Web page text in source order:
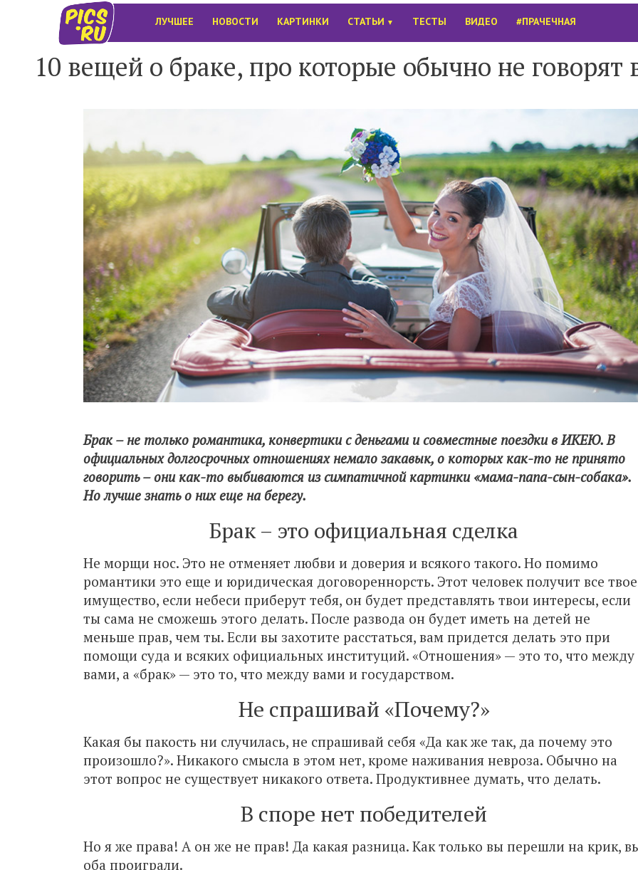
ЛУЧШЕЕ НОВОСТИ КАРТИНКИ СТАТЬИ ▼ ТЕСТЫ ВИДЕО #ПРАЧЕЧНАЯ
10 вещей о браке, про которые обычно не говорят
Брак – не только романтика, конвертики с деньгами и совместные поездки в ИКЕЮ. В
официальных долгосрочных отношениях немало закавык, о которых как-то не принято
говорить – они как-то выбиваются из симпатичной картинки «мама-папа-сын-собака».
Но лучше знать о них еще на берегу.
Брак – это официальная сделка
Не морщи нос. Это не отменяет любви и доверия и всякого такого. Но помимо
романтики это еще и юридическая договореннорсть. Этот человек получит все твое
имущество, если небеси приберут тебя, он будет представлять твои интересы, если
ты сама не сможешь этого делать. После развода он будет иметь на детей не
меньше прав, чем ты. Если вы захотите расстаться, вам придется делать это при
помощи суда и всяких официальных институций. «Отношения» — это то, что между
вами, а «брак» — это то, что между вами и государством.
Не спрашивай «Почему?»
Какая бы пакость ни случилась, не спрашивай себя «Да как же так, да почему это
произошло?». Никакого смысла в этом нет, кроме наживания невроза. Обычно на
этот вопрос не существует никакого ответа. Продуктивнее думать, что делать.
В споре нет победителей
Но я же права! А он же не прав! Да какая разница. Как только вы перешли на крик,
оба проиграли.